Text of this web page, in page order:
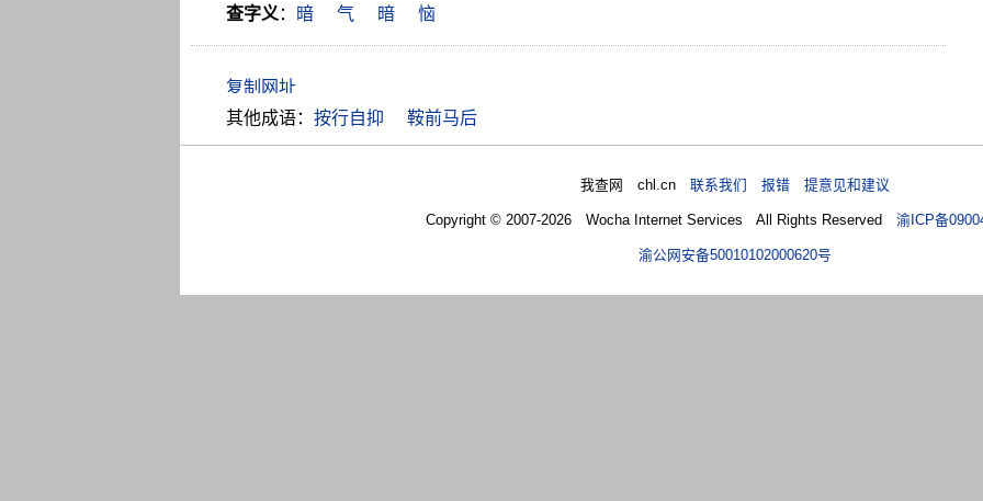
查字义： 暗 气 暗 恼
其他成语： 按行自抑 鞍前马后
我查网 chl.cn联系我们 报错 提意见和建议
Copyright © 2007-2026 Wocha Internet Services All Rights Reserved渝ICP备
渝公网安备50010102000620号